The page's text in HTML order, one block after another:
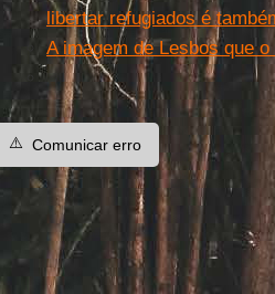
libertar refugiados é
A imagem de Lesbos que
⚠️ Comunicar erro